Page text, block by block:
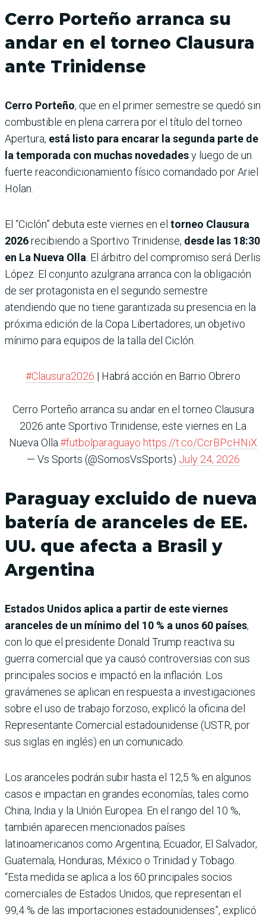
Cerro Porteño arranca su
andar en el torneo Clausura
ante Trinidense
Cerro Porteño, que en el primer semestre se quedó sin
combustible en plena carrera por el título del torneo
Apertura, está listo para encarar la segunda parte de
la temporada con muchas novedadesy luego de un
fuerte reacondicionamiento físico comandado por Ariel
Holan.
El “Ciclón” debuta este viernes en el torneo Clausura
2026recibiendo a Sportivo Trinidense, desde las 18:30
en La Nueva Olla. El árbitro del compromiso será Derlis
López. El conjunto azulgrana arranca con la obligación
de ser protagonista en el segundo semestre
atendiendo que no tiene garantizada su presencia en la
próxima edición de la Copa Libertadores, un objetivo
mínimo para equipos de la talla del Ciclón.
#Clausura2026 | Habrá acción en Barrio Obrero
Cerro Porteño arranca su andar en el torneo Clausura
2026 ante Sportivo Trinidense, este viernes en La
Nueva Olla.#futbolparaguayo https://t.co/CcrBPcHNiX
— Vs Sports (@SomosVsSports) July 24, 2026
Paraguay excluido de nueva
batería de aranceles de EE.
UU. que afecta a Brasil y
Argentina
Estados Unidos aplica a partir de este viernes
aranceles de un mínimo del 10 % a unos 60 países,
con lo que el presidente Donald Trump reactiva su
guerra comercial que ya causó controversias con sus
principales socios e impactó en la inflación. Los
gravámenes se aplican en respuesta a investigaciones
sobre el uso de trabajo forzoso, explicó la oficina del
Representante Comercial estadounidense (USTR, por
sus siglas en inglés) en un comunicado.
Los aranceles podrán subir hasta el 12,5 % en algunos
casos e impactan en grandes economías, tales como
China, India y la Unión Europea. En el rango del 10 %,
también aparecen mencionados países
latinoamericanos como Argentina, Ecuador, El Salvador,
Guatemala, Honduras, México o Trinidad y Tobago.
“Esta medida se aplica a los 60 principales socios
comerciales de Estados Unidos, que representan el
99,4 % de las importaciones estadounidenses”, explicó